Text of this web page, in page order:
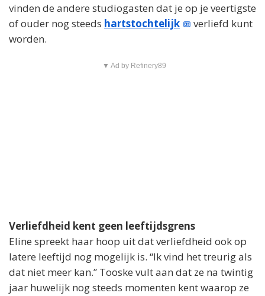
vinden de andere studiogasten dat je op je veertigste
of ouder nog steeds hartstochtelijk
verliefd kunt
worden.
▼ Ad by Refinery89
Verliefdheid kent geen leeftijdsgrens
Eline spreekt haar hoop uit dat verliefdheid ook op
latere leeftijd nog mogelijk is. “Ik vind het treurig als
dat niet meer kan.” Tooske vult aan dat ze na twintig
jaar huwelijk nog steeds momenten kent waarop ze